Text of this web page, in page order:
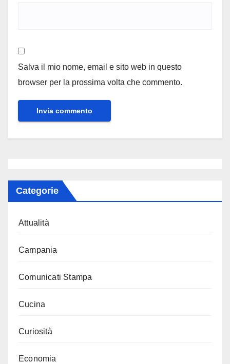
Salva il mio nome, email e sito web in questo
browser per la prossima volta che commento.
Categorie
Attualità
Campania
Comunicati Stampa
Cucina
Curiosità
Economia